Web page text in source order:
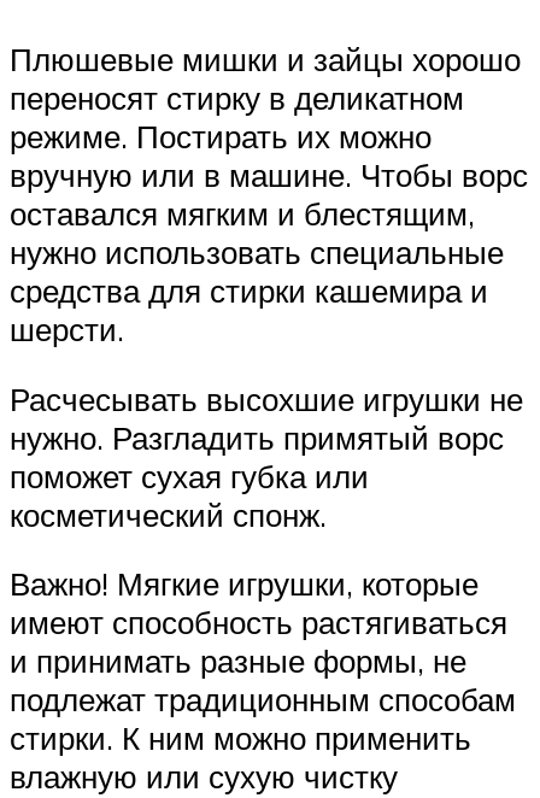
Плюшевые мишки и зайцы хорошо
переносят стирку в деликатном
режиме. Постирать их можно
вручную или в машине. Чтобы ворс
оставался мягким и блестящим,
нужно использовать специальные
средства для стирки кашемира и
шерсти.
Расчесывать высохшие игрушки не
нужно. Разгладить примятый ворс
поможет сухая губка или
косметический спонж.
Важно! Мягкие игрушки, которые
имеют способность растягиваться
и принимать разные формы, не
подлежат традиционным способам
стирки. К ним можно применить
влажную или сухую чистку